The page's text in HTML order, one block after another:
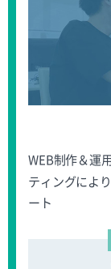
WEB制作＆運
ティングにより
ート